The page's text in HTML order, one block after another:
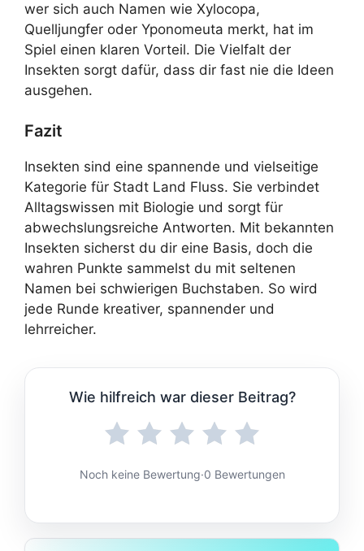
wer sich auch Namen wie Xylocopa,
Quelljungfer oder Yponomeuta merkt, hat im
Spiel einen klaren Vorteil. Die Vielfalt der
Insekten sorgt dafür, dass dir fast nie die Ideen
ausgehen.
Fazit
Insekten sind eine spannende und vielseitige
Kategorie für Stadt Land Fluss. Sie verbindet
Alltagswissen mit Biologie und sorgt für
abwechslungsreiche Antworten. Mit bekannten
Insekten sicherst du dir eine Basis, doch die
wahren Punkte sammelst du mit seltenen
Namen bei schwierigen Buchstaben. So wird
jede Runde kreativer, spannender und
lehrreicher.
Wie hilfreich war dieser Beitrag?
Noch keine Bewertung·0 Bewertungen